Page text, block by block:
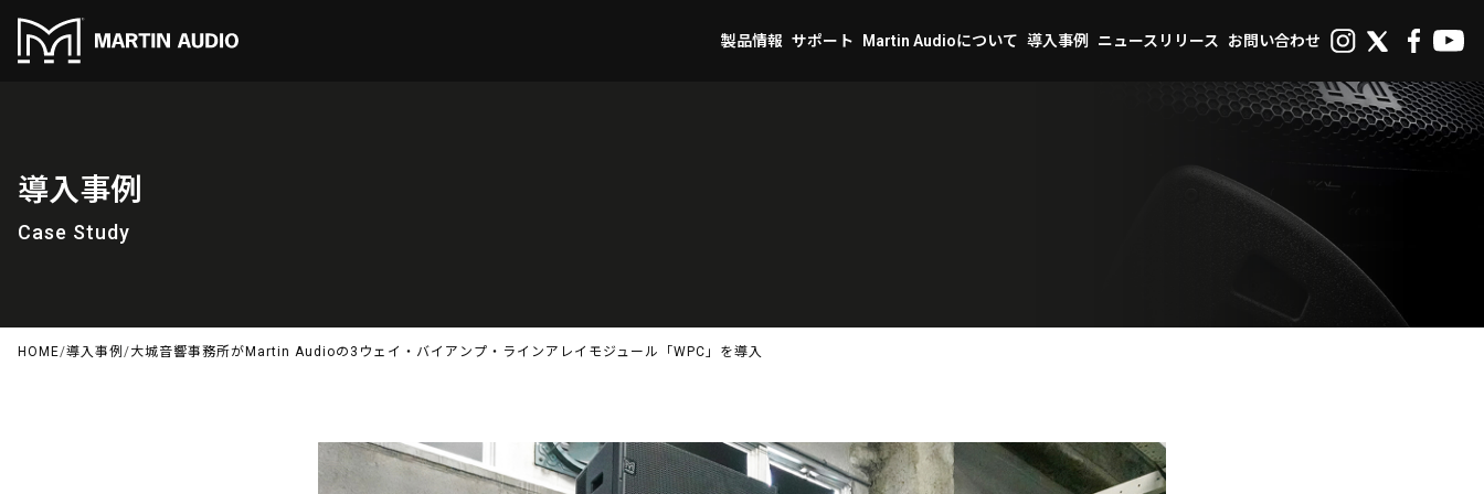
製品情報 サポート Martin Audioについて 導入事例 ニュースリリース お問い合わせ
導入事例
Case Study
HOME/導入事例 /大城音響事務所がMartin Audioの3ウェイ・バイアンプ・ラインアレイモジュール「WPC」を導入